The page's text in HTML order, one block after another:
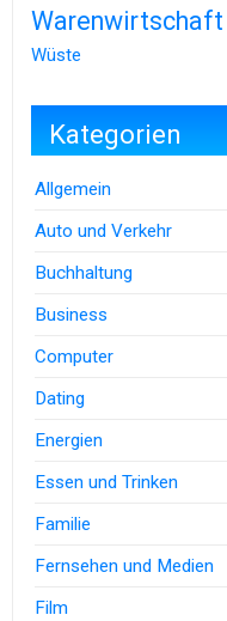
Warenwirtschaft
Wüste
Kategorien
Allgemein
Auto und Verkehr
Buchhaltung
Business
Computer
Dating
Energien
Essen und Trinken
Familie
Fernsehen und Medien
Film